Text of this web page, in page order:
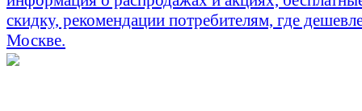
скидку, рекомендации потребителям, где
Москве.